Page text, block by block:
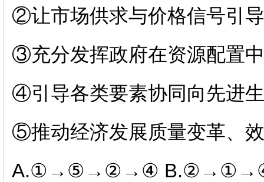
②让市场供求与价格信号引
③充分发挥政府在资源配置
④引导各类要素协同向先进
⑤推动经济发展质量变革、
A.①→⑤→②→④ B.